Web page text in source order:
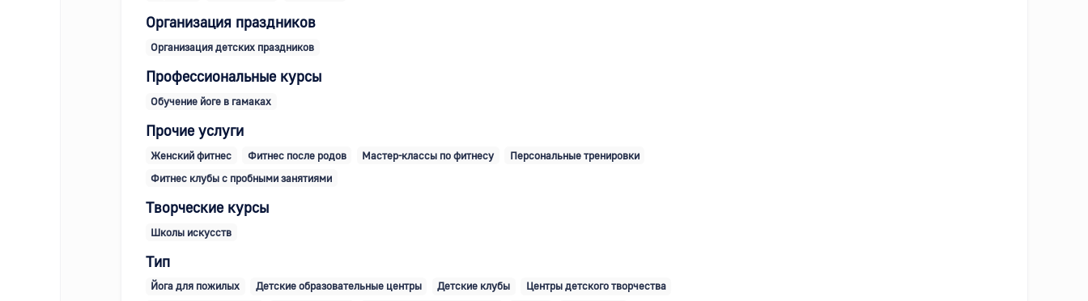
Организация праздников
Организация детских праздников
Профессиональные курсы
Обучение йоге в гамаках
Прочие услуги
Женский фитнес Фитнес после родов Мастер-классы по фитнесу
Персональные тренировки
Фитнес клубы с пробными занятиями
Творческие курсы
Школы искусств
Тип
Йога для пожилых Детские образовательные центры Детские клубы
Центры детского творчества